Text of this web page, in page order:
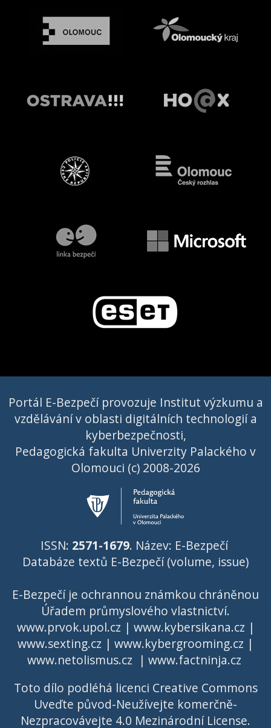
Portál E-Bezpečí provozuje Institut výzkumu a
vzdělávání v oblasti digitálních technologií a
kyberbezpečnosti,
Pedagogická fakulta Univerzity Palackého v
Olomouci (c) 2008-2026
ISSN: 2571-1679. Název: E-Bezpečí
Databáze textů E-Bezpečí (volume, issue)
E-Bezpečí je ochrannou známkou chráněnou
Úřadem průmyslového vlastnictví.
www.prvok.upol.cz | www.kybersikana.cz |
www.sexting.cz | www.kybergrooming.cz |
www.netolismus.cz | www.factninja.cz
Toto dílo podléhá licenci Creative Commons
Uveďte původ-Neužívejte komerčně-
Nezpracovávejte 4.0 Mezinárodní License.